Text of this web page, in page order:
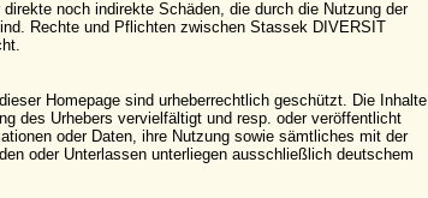
noch indirekte Schäden, die durch die Nutzung der
Rechte und Pflichten zwischen Stassek DIVERSIT
Homepage sind urheberrechtlich geschützt. Die Inhalte
des Urhebers vervielfältigt und resp. oder veröffentlicht
oder Daten, ihre Nutzung sowie sämtliches mit der
oder Unterlassen unterliegen ausschließlich deutschem